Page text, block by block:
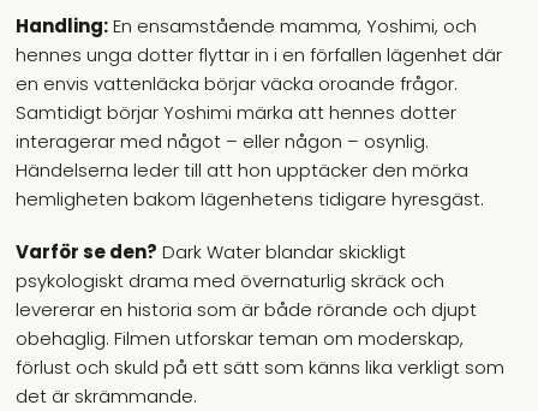
Handling:En ensamstående mamma, Yoshimi, och
hennes unga dotter flyttar in i en förfallen lägenhet där
en envis vattenläcka börjar väcka oroande frågor.
Samtidigt börjar Yoshimi märka att hennes dotter
interagerar med något – eller någon – osynlig.
Händelserna leder till att hon upptäcker den mörka
hemligheten bakom lägenhetens tidigare hyresgäst.
Varför se den? Dark Water blandar skickligt
psykologiskt drama med övernaturlig skräck och
levererar en historia som är både rörande och djupt
obehaglig. Filmen utforskar teman om moderskap,
förlust och skuld på ett sätt som känns lika verkligt som
det är skrämmande.